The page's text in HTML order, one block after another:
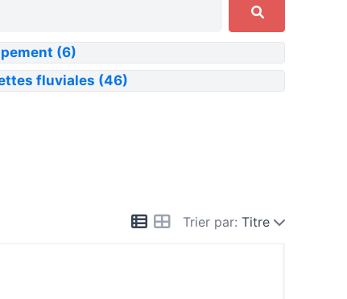
(6)
fluviales (46)
Trier par: Titre